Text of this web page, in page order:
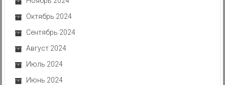
Октябрь 2024
Сентябрь 2024
Август 2024
Июль 2024
Июнь 2024